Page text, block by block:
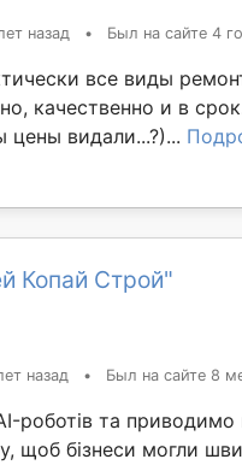
назад • Был на сайте 4
все виды
качественно и в
цены видали...?)...
Копай Строй"
назад • Был на сайте 8
роботів та приводимо
щоб бізнеси могли